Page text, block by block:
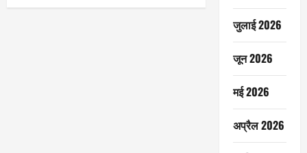
जुलाई 2026
जून 2026
मई 2026
अप्रैल 2026